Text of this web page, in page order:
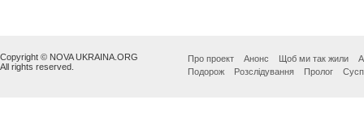
Copyright © NOVA UKRAINA.ORG
All rights reserved.
Про проект Анонс Щоб ми так жили
Подорож
Розслідування Пролог